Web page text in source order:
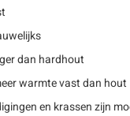
dan hardhout
warmte vast dan hout
en krassen zijn